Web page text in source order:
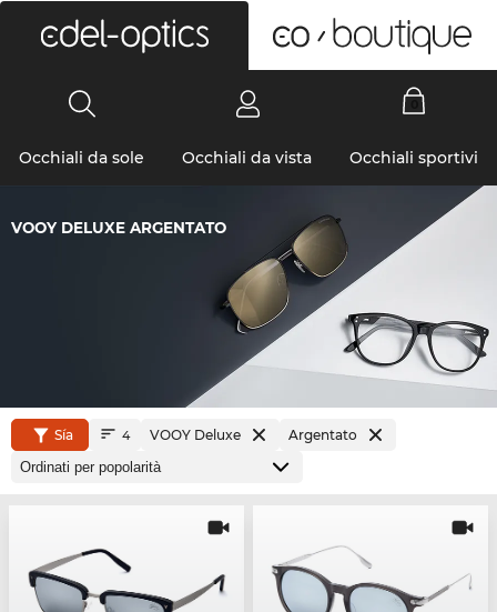
Occhiali da sole Occhiali da vista Occhiali sportivi
VOOY DELUXE ARGENTATO
Sía 4 VOOY Deluxe Argentato